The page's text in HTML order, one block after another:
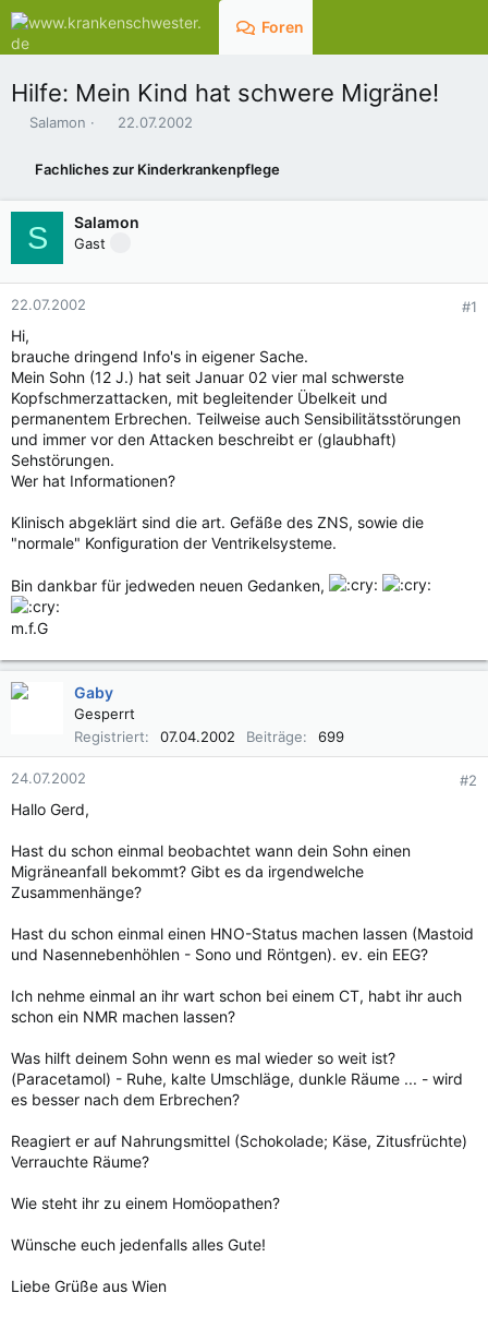
Foren
Hilfe: Mein Kind hat schwere Migräne!
E
e
l
Salamon
E
t
e
l
22.07.2002
Fachliches zur Kinderkrankenpflege
S Salamon
Gast
22.07.2002 #1
Hi,
brauche dringend Info's in eigener Sache.
Mein Sohn (12 J.) hat seit Januar 02 vier mal schwerste
Kopfschmerzattacken, mit begleitender Übelkeit und
permanentem Erbrechen. Teilweise auch Sensibilitätsstörungen
und immer vor den Attacken beschreibt er (glaubhaft)
Sehstörungen.
Wer hat Informationen?
Klinisch abgeklärt sind die art. Gefäße des ZNS, sowie die
"normale" Konfiguration der Ventrikelsysteme.
Bin dankbar für jedweden neuen Gedanken,
m.f.G
Gaby
Gesperrt
Registriert
07.04.2002 Beiträge 699
24.07.2002 #2
Hallo Gerd,
Hast du schon einmal beobachtet wann dein Sohn einen
Migräneanfall bekommt? Gibt es da irgendwelche
Zusammenhänge?
Hast du schon einmal einen HNO-Status machen lassen (Mastoid
und Nasennebenhöhlen - Sono und Röntgen). ev. ein EEG?
Ich nehme einmal an ihr wart schon bei einem CT, habt ihr auch
schon ein NMR machen lassen?
Was hilft deinem Sohn wenn es mal wieder so weit ist?
(Paracetamol) - Ruhe, kalte Umschläge, dunkle Räume ... - wird
es besser nach dem Erbrechen?
Reagiert er auf Nahrungsmittel (Schokolade; Käse, Zitusfrüchte)
Verrauchte Räume?
Wie steht ihr zu einem Homöopathen?
Wünsche euch jedenfalls alles Gute!
Liebe Grüße aus Wien